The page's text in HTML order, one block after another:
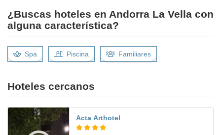
¿Buscas hoteles en Andorra La Vella con
alguna característica?
Spa Piscina Familiares
Hoteles cercanos
Acta Arthotel